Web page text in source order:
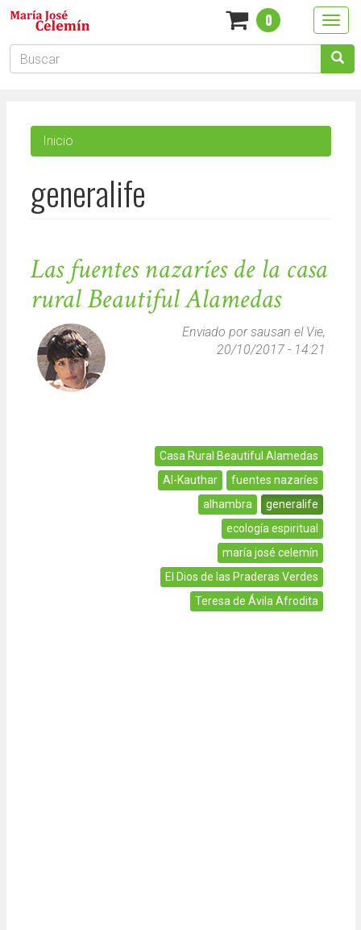
Pasar
contenido
principal
Formulario
búsqueda
0
Inicio
generalife
Las fuentes nazaríes de la casa
rural Beautiful Alamedas
Enviado porsausan el Vie,
20/10/2017 - 14:21
Casa Rural Beautiful Alamedas
Al-Kauthar
fuentes nazaríes
alhambra
generalife
ecología espiritual
maría josé celemín
El Dios de las Praderas Verdes
Teresa de Ávila Afrodita